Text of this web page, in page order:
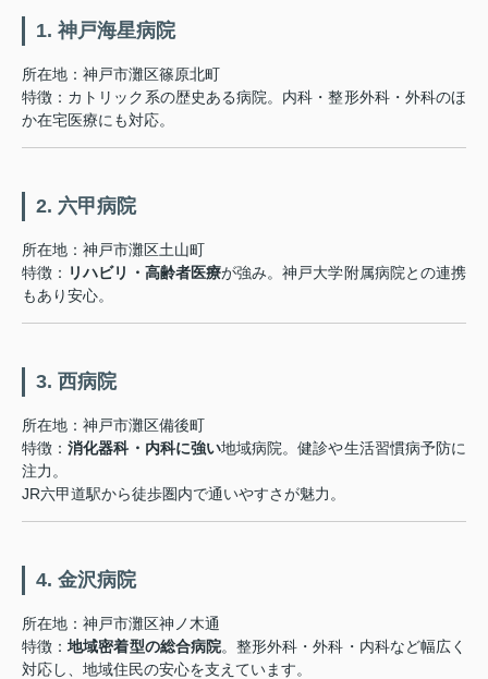
1. 神戸海星病院
所在地：神戸市灘区篠原北町
特徴：カトリック系の歴史ある病院。内科・整形外科・外科のほ
か在宅医療にも対応。
2. 六甲病院
所在地：神戸市灘区土山町
特徴： リハビリ・高齢者医療が強み。神戸大学附属病院との連携
もあり安心。
3. 西病院
所在地：神戸市灘区備後町
特徴：消化器科・内科に強い地域病院。健診や生活習慣病予防に
注力。
JR六甲道駅から徒歩圏内で通いやすさが魅力。
4. 金沢病院
所在地：神戸市灘区神ノ木通
特徴：地域密着型の総合病院。整形外科・外科・内科など幅広く
対応し、地域住民の安心を支えています。